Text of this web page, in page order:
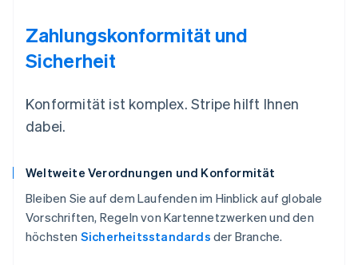
Zahlungskonformität und
Sicherheit
Konformität ist komplex. Stripe hilft Ihnen
dabei.
Weltweite Verordnungen und Konformität
Bleiben Sie auf dem Laufenden im Hinblick auf globale
Vorschriften, Regeln von Kartennetzwerken und den
höchsten Sicherheitsstandards der Branche.